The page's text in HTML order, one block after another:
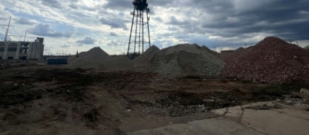
l’autre bout du monde, plutôt que de
préserver leur avenir, rien ne changera.